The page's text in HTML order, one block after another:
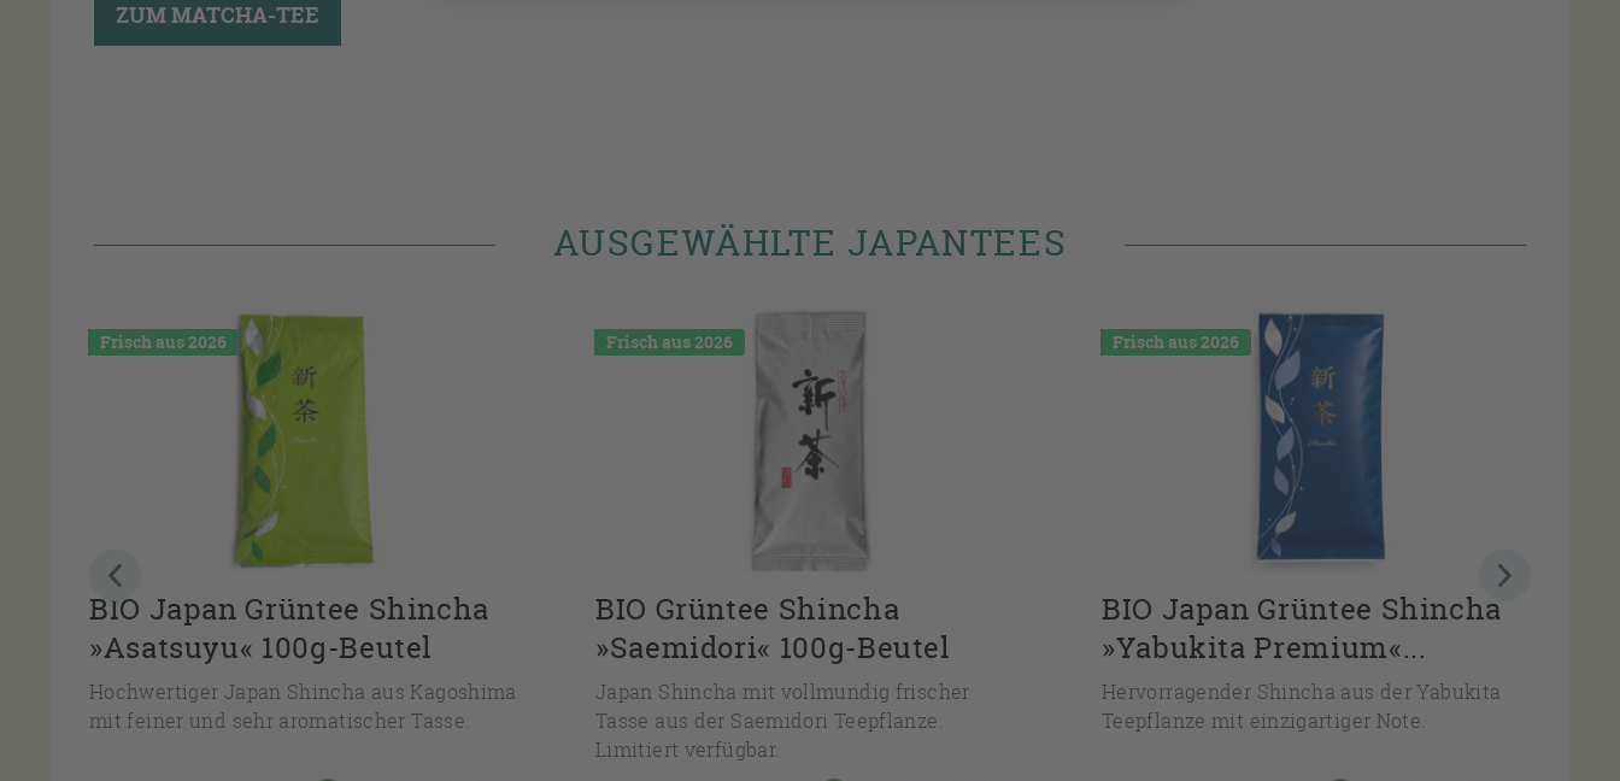
ZUM MATCHA-TEE
AUSGEWÄHLTE JAPANTEES
Frisch aus 2026
BIO Japan Grüntee Shincha
»Asatsuyu« 100g-Beutel
Hochwertiger Japan Shincha aus Kagoshima
mit feiner und sehr aromatischer Tasse.
Frisch aus 2026
BIO Grüntee Shincha
»Saemidori« 100g-Beutel
Japan Shincha mit vollmundig frischer
Tasse aus der Saemidori Teepflanze.
Limitiert verfügbar.
Frisch aus 2026
BIO Japan Grüntee Shincha
»Yabukita Premium«...
Hervorragender Shincha aus der Yabukita
Teepflanze mit einzigartiger Note.